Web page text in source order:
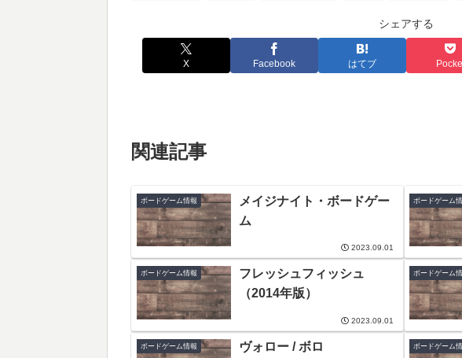
シェアする
X Facebook はてブ
関連記事
ボードゲーム情報
メイジナイト・ボードゲー
ム
2023.09.01
ボードゲーム
ボードゲーム情報
フレッシュフィッシュ
（2014年版）
2023.09.01
ボードゲーム
ボードゲーム情報 ヴォロー / ボロ ボードゲーム